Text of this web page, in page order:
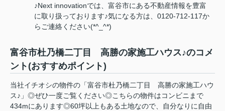
♪Next innovationでは、富谷市にある不動産情報を豊富
に取り扱っております♪気になる方は、0120-712-117か
らご連絡ください(*^_^*)
富谷市杜乃橋二丁目 高勝の家施工ハウス♪のコメ
ント(おすすめポイント)
当社イチオシの物件の「富谷市杜乃橋二丁目 高勝の家施工ハウ
ス♪」◎ぜひ一度ご覧ください◎こちらの物件はコンビニまで
434mにあります◎60坪以上もある土地なので、自分なりに自由